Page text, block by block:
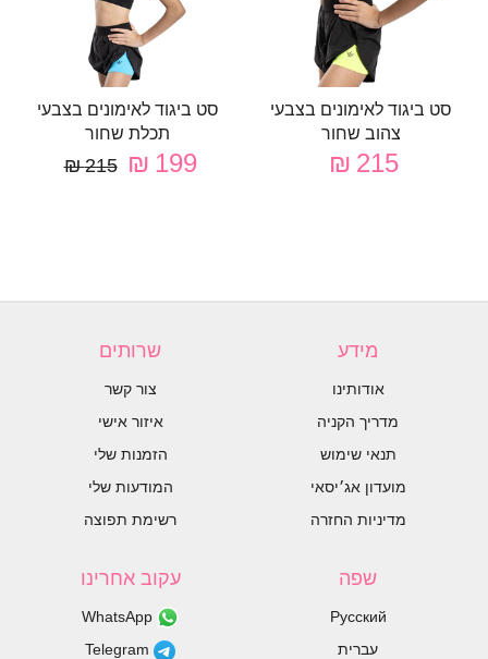
סט ביגוד לאימונים בצבעי
צהוב שחור
215 ₪
סט ביגוד לאימונים בצבעי
תכלת שחור
199 ₪
215 ₪
מידע
אודותינו
מדריך הקניה
תנאי שימוש
מועדון אג׳יסאי
מדיניות החזרה
שרותים
צור קשר
איזור אישי
הזמנות שלי
המודעות שלי
רשימת תפוצה
שפה
Русский
עברית
עקוב אחרינו